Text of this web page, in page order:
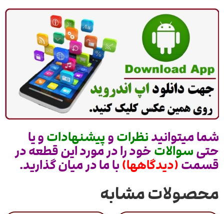
شما میتوانیدنظراتوپیشنهاداتو یا
حتیسوالاتخود را در مورد این قطعه در
قسمت(دیدگاهها)با ما در میان گذارید.
محصولات مشابه